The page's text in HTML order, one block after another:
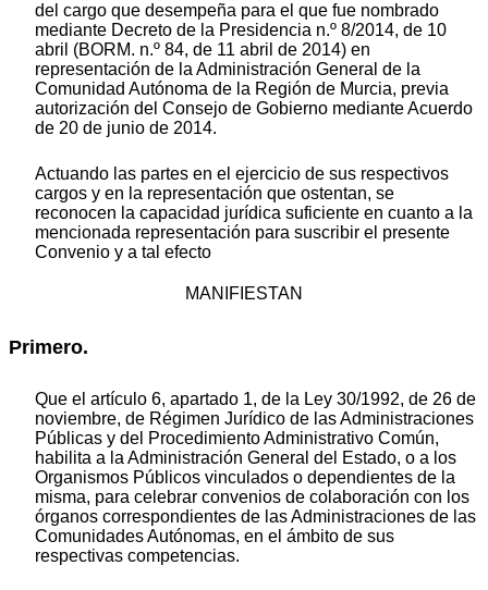
del cargo que desempeña para el que fue nombrado
mediante Decreto de la Presidencia n.º 8/2014, de 10
abril (BORM. n.º 84, de 11 abril de 2014) en
representación de la Administración General de la
Comunidad Autónoma de la Región de Murcia, previa
autorización del Consejo de Gobierno mediante Acuerdo
de 20 de junio de 2014.
Actuando las partes en el ejercicio de sus respectivos
cargos y en la representación que ostentan, se
reconocen la capacidad jurídica suficiente en cuanto a la
mencionada representación para suscribir el presente
Convenio y a tal efecto
MANIFIESTAN
Primero.
Que el artículo 6, apartado 1, de la Ley 30/1992, de 26 de
noviembre, de Régimen Jurídico de las Administraciones
Públicas y del Procedimiento Administrativo Común,
habilita a la Administración General del Estado, o a los
Organismos Públicos vinculados o dependientes de la
misma, para celebrar convenios de colaboración con los
órganos correspondientes de las Administraciones de las
Comunidades Autónomas, en el ámbito de sus
respectivas competencias.